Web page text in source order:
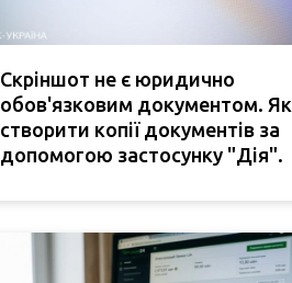
Скріншот не є юридично
обов'язковим документом. Як
створити копії документів за
допомогою застосунку "Дія".